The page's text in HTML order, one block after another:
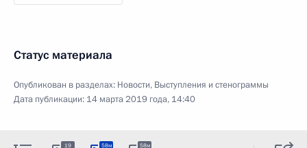
Статус материала
Опубликован в разделах: Новости, Выступления и стенограммы
Дата публикации: 14 марта 2019 года, 14:40
19 58м 58м